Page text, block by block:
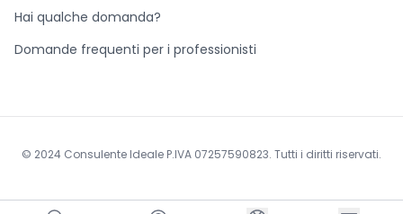
Hai qualche domanda?
Domande frequenti per i professionisti
© 2024 Consulente Ideale P.IVA 07257590823. Tutti i diritti riservati.